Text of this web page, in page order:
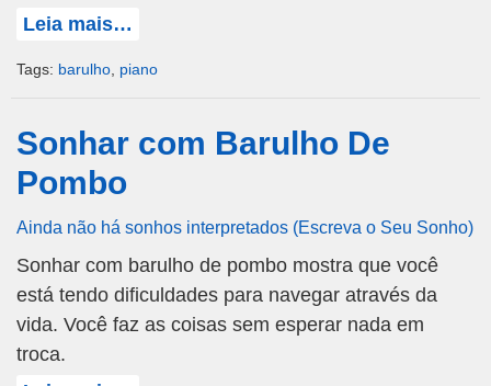
Leia mais…
Tags: barulho, piano
Sonhar com Barulho De
Pombo
Ainda não há sonhos interpretados (Escreva o Seu Sonho)
Sonhar com barulho de pombo mostra que você
está tendo dificuldades para navegar através da
vida. Você faz as coisas sem esperar nada em
troca.